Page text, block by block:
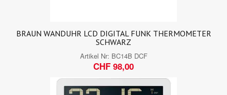
BRAUN WANDUHR LCD DIGITAL FUNK THERMOMETER
SCHWARZ
Artikel Nr: BC14B DCF
CHF 98,00